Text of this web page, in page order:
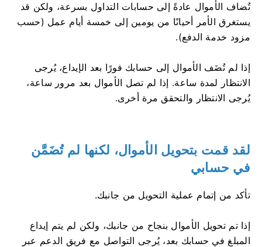
تُضاف الأموال عادةً إلى حسابات التداول بسرعة، ولكن قد
يستغرق الأمر أحيانًا من يومين إلى خمسة أيام عمل (حسب
مزود خدمة الدفع).
إذا لم تُضَف الأموال إلى حسابك فورًا بعد الإيداع، يُرجى
الانتظار لمدة ساعة. إذا لم تصل الأموال بعد مرور ساعة،
يُرجى الانتظار والتحقق مرة أخرى.
لقد قمت بتحويل الأموال، لكنها لم تُضَمَّن
في حسابي
تأكد من إتمام عملية التحويل من جانبك.
إذا تم تحويل الأموال بنجاح من جانبك، ولكن لم يتم إيداع
المبلغ في حسابك بعد، يُرجى التواصل مع فريق الدعم عبر